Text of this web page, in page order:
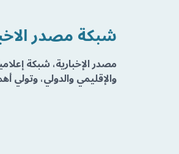
شبكة مصدر
مصدر الإخبارية، شبكة
والإقليمي والدولي، وتولي